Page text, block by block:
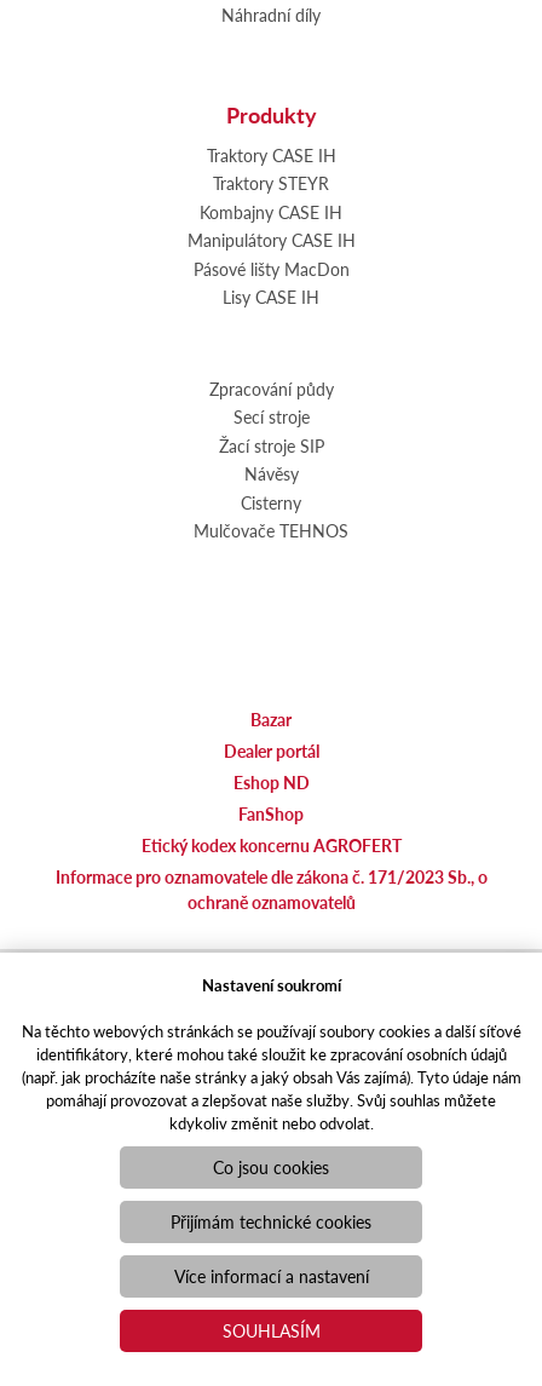
Náhradní díly
Produkty
Traktory CASE IH
Traktory STEYR
Kombajny CASE IH
Manipulátory CASE IH
Pásové lišty MacDon
Lisy CASE IH
Zpracování půdy
Secí stroje
Žací stroje SIP
Návěsy
Cisterny
Mulčovače TEHNOS
Bazar
Dealer portál
Eshop ND
FanShop
Etický kodex koncernu AGROFERT
Informace pro oznamovatele dle zákona č. 171/2023 Sb., o
ochraně oznamovatelů
Responzivní webPuxdesign | agrics.cz © 2021
Toto jsou internetové stránky společnosti AGRI CS a. s., se sídlem
v Hustopečích, Hybešova 14, PSČ 69301, IČO 26243334,
zapsané v OR vedeném Krajským soudem v Brně, oddíl B, vložka
3582. Společnost AGRI CS a.s. je členem koncernu AGROFERT
řízeného společností AGROFERT, a.s., IČO 26185610, se sídlem
na adrese Pyšelská 2327/2, Chodov, 149 00 Praha 4.
agrotec.cz
portal.caseklub.cz
shop.agrics.cz
traktorbazar.cz
eshop.agrics.cz/cs
a-finance.cz
Nastavení soukromí
Na těchto webových stránkách se používají soubory cookies a další síťové
identifikátory, které mohou také sloužit ke zpracování osobních údajů
(např. jak procházíte naše stránky a jaký obsah Vás zajímá). Tyto údaje nám
pomáhají provozovat a zlepšovat naše služby. Svůj souhlas můžete
kdykoliv změnit nebo odvolat.
Co jsou cookies
Přijímám technické cookies
Více informací a nastavení
SOUHLASÍM